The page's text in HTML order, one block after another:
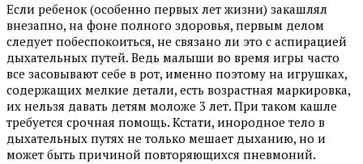
Если ребенок (особенно первых лет жизни) закашлял
внезапно, на фоне полного здоровья, первым делом
следует побеспокоиться, не связано ли это с аспирацией
дыхательных путей. Ведь малыши во время игры часто
все засовывают себе в рот, именно поэтому на игрушках,
содержащих мелкие детали, есть возрастная маркировка,
их нельзя давать детям моложе 3 лет. При таком кашле
требуется срочная помощь. Кстати, инородное тело в
дыхательных путях не только мешает дыханию, но и
может быть причиной повторяющихся пневмоний.